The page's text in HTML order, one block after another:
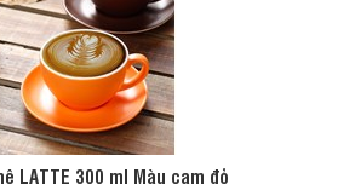
LATTE 300 ml Màu cam đỏ